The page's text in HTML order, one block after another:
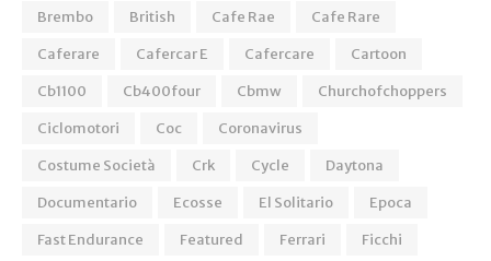
Brembo
British Cafe Rae
Cafe Rare
Caferare
Cafercar E Cafercare
Cartoon
Cb1100
Cb400four Cbmw
Churchofchoppers
Ciclomotori
Coc
Coronavirus
Costume Società
Crk Cycle
Daytona
Documentario
Ecosse El Solitario
Epoca
Fast Endurance
Featured Ferrari
Ficchi